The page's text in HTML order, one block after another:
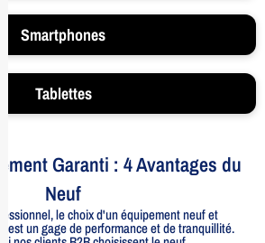
Smartphones
Tablettes
Garanti : 4 Avantages du
Neuf
le choix d'un équipement neuf et
est un gage de performance et de tranquillité.